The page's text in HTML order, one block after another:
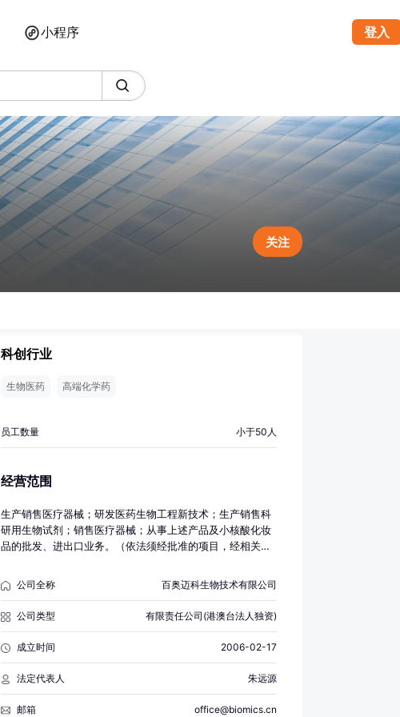
小程序 登入
关注
科创行业
生物医药 高端化学药
员工数量 小于50人
经营范围
生产销售医疗器械；研发医药生物工程新技术；生产销售科
研用生物试剂；销售医疗器械；从事上述产品及小核酸化妆
品的批发、进出口业务。（依法须经批准的项目，经相关部
公司全称 百奥迈科生物技术有限公司
公司类型 有限责任公司(港澳台法人独资)
成立时间 2006-02-17
法定代表人 朱远源
邮箱 office@biomics.cn